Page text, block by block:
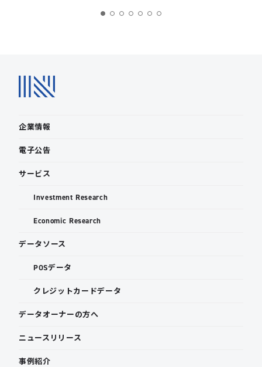
企業情報
電子公告
サービス
Investment Research
Economic Research
データソース
POSデータ
クレジットカードデータ
データオーナーの方へ
ニュースリリース
事例紹介